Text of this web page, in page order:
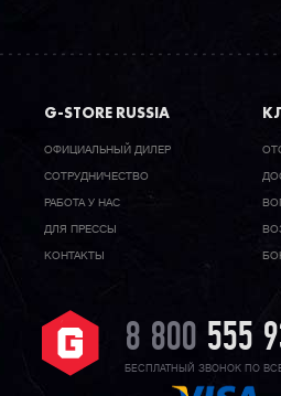
G-STORE RUSSIA
ОФИЦИАЛЬНЫЙ ДИЛЕР
CОТРУДНИЧЕСТВО
РАБОТА У НАС
ДЛЯ ПРЕССЫ
КОНТАКТЫ
8 800 555
БЕСПЛАТНЫЙ ЗВОНОК ПО